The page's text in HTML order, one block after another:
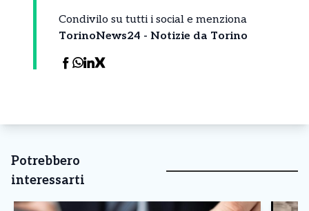
Condivilo su tutti i social e menziona
TorinoNews24 - Notizie da Torino
Potrebbero
interessarti